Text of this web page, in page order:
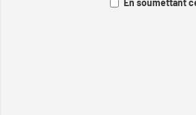
En soumettant